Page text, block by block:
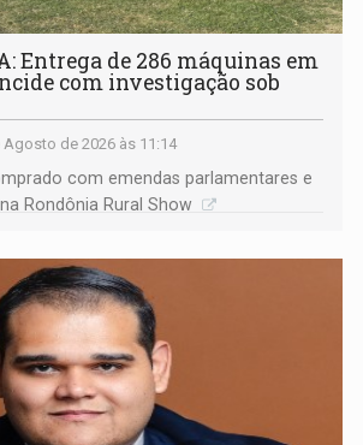
Entrega de 286 máquinas em
com investigação sob
Agosto de 2026 às 11:14
com emendas parlamentares e
Rondônia Rural Show